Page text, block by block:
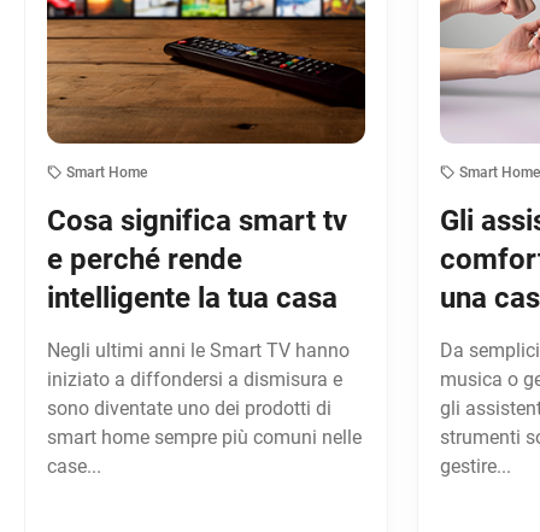
Smart Home
Cosa significa smart tv
e perché rende
intelligente la tua casa
Negli ultimi anni le Smart TV hanno
iniziato a diffondersi a dismisura e
sono diventate uno dei prodotti di
smart home sempre più comuni nelle
case...
Smart Home
Gli
una
Da
musica o
gli
strumenti
gestire...